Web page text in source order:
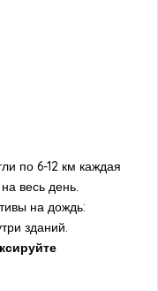
по 6-12 км каждая
весь день.
на дождь:
зданий.